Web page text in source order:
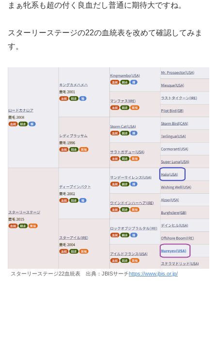
まぁ牝系も超の付く良血だし普通に期待大ですね。
スターリーステージの22の血統表を改めて確認してみま
す。
スターリーステージ22血統表 出典：JBISサーチhttps://www.jbis.or.jp/